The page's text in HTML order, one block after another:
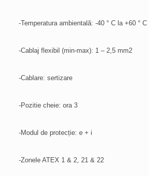
-Temperatura ambientală: -40 ° C la +60 ° C
-Cablaj flexibil (min-max): 1 – 2,5 mm2
-Cablare: sertizare
-Pozitie cheie: ora 3
-Modul de protecție: e + i
-Zonele ATEX 1 & 2, 21 & 22